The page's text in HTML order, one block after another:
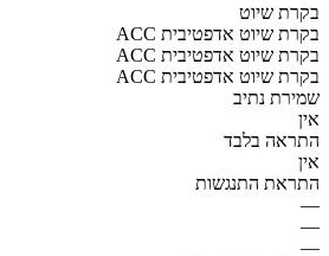
בקרת שיוט
ACC בקרת שיוט אדפטיבית
ACC בקרת שיוט אדפטיבית
ACC בקרת שיוט אדפטיבית
שמירת נתיב
אין
התראה בלבד
אין
התראת התנגשות
—
—
—